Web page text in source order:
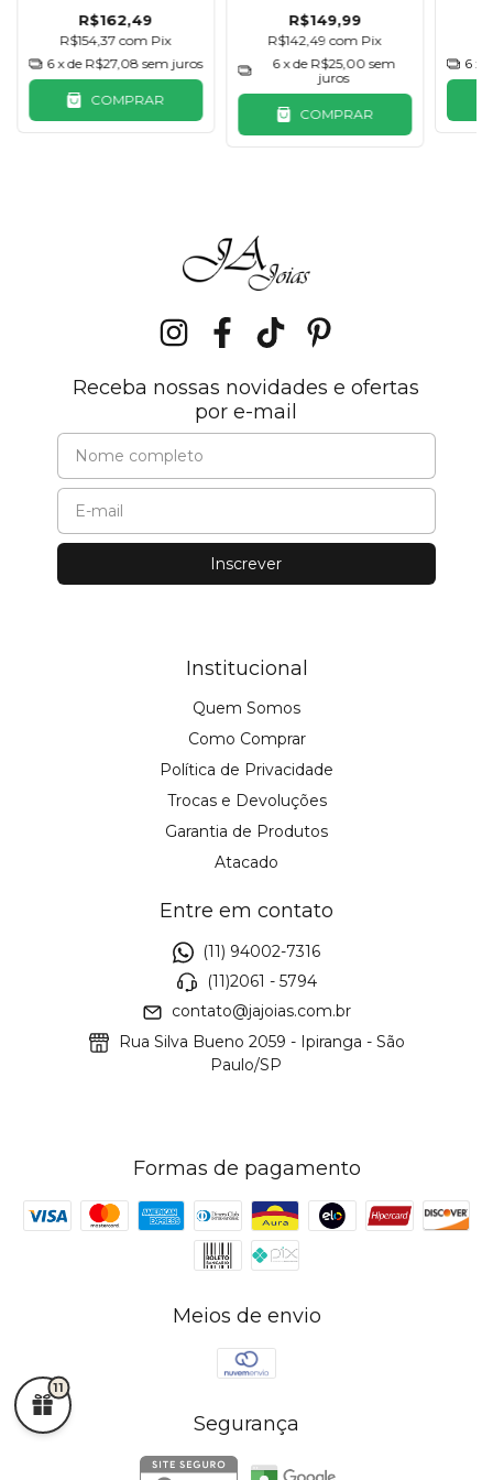
R$162,49
R$154,37com Pix
6 x de R$27,08 sem juros
COMPRAR
R$149,99
R$142,49com Pix
6 x de R$25,00 sem
juros
COMPRAR
6 x
Receba nossas novidades e ofertas
por e-mail
Institucional
Quem Somos
Como Comprar
Política de Privacidade
Trocas e Devoluções
Garantia de Produtos
Atacado
Entre em contato
(11) 94002-7316
(11)2061 - 5794
contato@jajoias.com.br
Rua Silva Bueno 2059 - Ipiranga - São
Paulo/SP
Formas de pagamento
Meios de envio
Segurança
11